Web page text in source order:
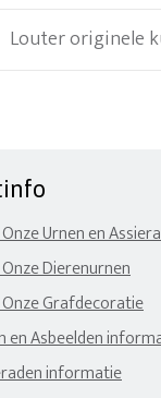
Louter originele
Urnen en
Dierenurnen
Grafdecoratie
en Asbeelden
informatie